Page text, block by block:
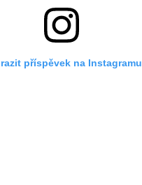
příspěvek na Instagramu